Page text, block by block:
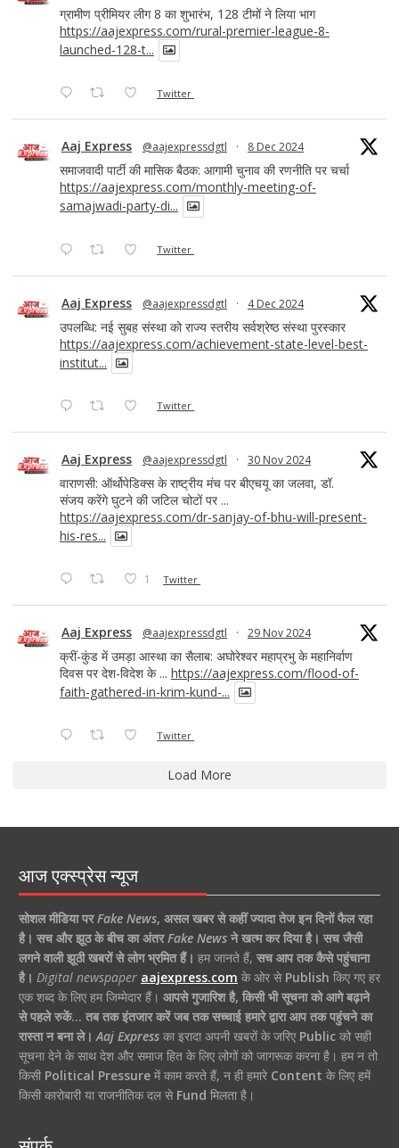
ग्रामीण प्रीमियर लीग 8 का शुभारंभ, 128 टीमों ने लिया भाग
https://aajexpress.com/rural-premier-league-8-
launched-128-t...
Twitter
Aaj Express @aajexpressdgtl · 8 Dec 2024
समाजवादी पार्टी की मासिक बैठक: आगामी चुनाव की रणनीति पर चर्चा
https://aajexpress.com/monthly-meeting-of-
samajwadi-party-di...
Twitter
Aaj Express @aajexpressdgtl · 4 Dec 2024
उपलब्धि: नई सुबह संस्था को राज्य स्तरीय सर्वश्रेष्ठ संस्था पुरस्कार
https://aajexpress.com/achievement-state-level-best-
institut...
Twitter
Aaj Express @aajexpressdgtl · 30 Nov 2024
वाराणसी: ऑर्थोपेडिक्स के राष्ट्रीय मंच पर बीएचयू का जलवा, डॉ.
संजय करेंगे घुटने की जटिल चोटों पर ...
https://aajexpress.com/dr-sanjay-of-bhu-will-present-
his-res...
1 Twitter
Aaj Express @aajexpressdgtl · 29 Nov 2024
क्रीं-कुंड में उमड़ा आस्था का सैलाब: अघोरेश्वर महाप्रभु के महानिर्वाण
दिवस पर देश-विदेश के ... https://aajexpress.com/flood-of-
faith-gathered-in-krim-kund-...
Twitter
Load More
आज एक्स्प्रेस न्यूज
सोशल मीडिया परFake News, असल खबर से कहीं ज्यादा तेज इन दिनों फैल रहा
है। सच और झूठ के बीच का अंतरFake Newsने खत्म कर दिया है। सच जैसी
लगने वाली झूठी खबरों से लोग भ्रमित हैं। हम जानते हैं, सच आप तक कैसे पहुंचाना
है। Digital newspaper aajexpress.com के ओर से Publish किए गए हर
एक शब्द के लिए हम जिम्मेदार हैं। आपसे गुजारिश है, किसी भी सूचना को आगे बढ़ाने
से पहले रुकें… तब तक इंतजार करें जब तक सच्चाई हमारे द्वारा आप तक पहुंचने का
रास्ता न बना ले। Aaj Expressका इरादा अपनी खबरों के जरिए Publicको सही
सूचना देने के साथ देश और समाज हित के लिए लोगों को जागरूक करना है। हम न तो
किसी Political Pressureमें काम करते हैं, न ही हमारे Content के लिए हमें
किसी कारोबारी या राजनीतिक दल से Fund मिलता है।